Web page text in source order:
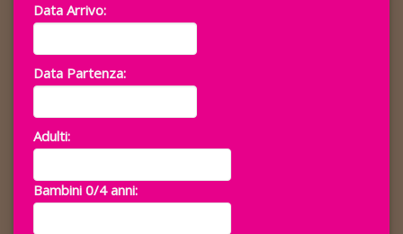
Data Arrivo:
Data Partenza:
Adulti:
Bambini 0/4 anni: